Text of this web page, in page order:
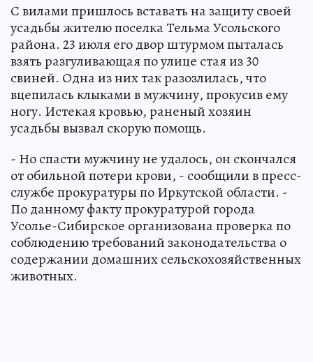
С вилами пришлось вставать на защиту своей
усадьбы жителю поселка Тельма Усольского
района. 23 июля его двор штурмом пыталась
взять разгуливающая по улице стая из 30
свиней. Одна из них так разозлилась, что
вцепилась клыками в мужчину, прокусив ему
ногу. Истекая кровью, раненый хозяин
усадьбы вызвал скорую помощь.
- Но спасти мужчину не удалось, он скончался
от обильной потери крови, - сообщили в пресс-
службе прокуратуры по Иркутской области. -
По данному факту прокуратурой города
Усолье-Сибирское организована проверка по
соблюдению требований законодательства о
содержании домашних сельскохозяйственных
животных.